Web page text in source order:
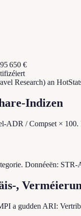
650 €
Research) an
Indizen
ADR / Compset ×
Donnéeën:
,
a gudden ARI: